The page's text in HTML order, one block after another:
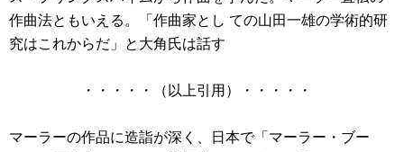
作曲法ともいえる。「作曲家とし ての山田一雄の学術的研
究はこれからだ」と大角氏は話す
・・・・・（以上引用）・・・・・
マーラーの作品に造詣が深く、日本で「マーラー・ブー